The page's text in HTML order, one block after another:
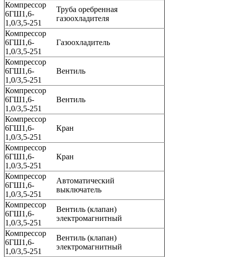
Компрессор
6ГШ1,6-
1,0/3,5-251
Труба оребренная
газоохладителя
Компрессор
6ГШ1,6-
1,0/3,5-251
Газоохладитель
Компрессор
6ГШ1,6-
1,0/3,5-251
Вентиль
Компрессор
6ГШ1,6-
1,0/3,5-251
Вентиль
Компрессор
6ГШ1,6-
1,0/3,5-251
Кран
Компрессор
6ГШ1,6-
1,0/3,5-251
Кран
Компрессор
6ГШ1,6-
1,0/3,5-251
Автоматический
выключатель
Компрессор
6ГШ1,6-
1,0/3,5-251
Вентиль (клапан)
электромагнитный
Компрессор
6ГШ1,6-
1,0/3,5-251
Вентиль (клапан)
электромагнитный